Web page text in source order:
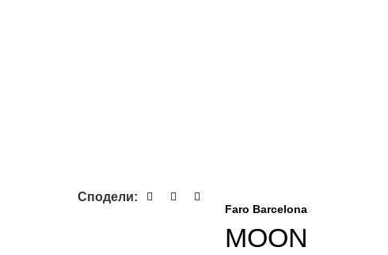
Сподели:
Faro Barcelona
MOON